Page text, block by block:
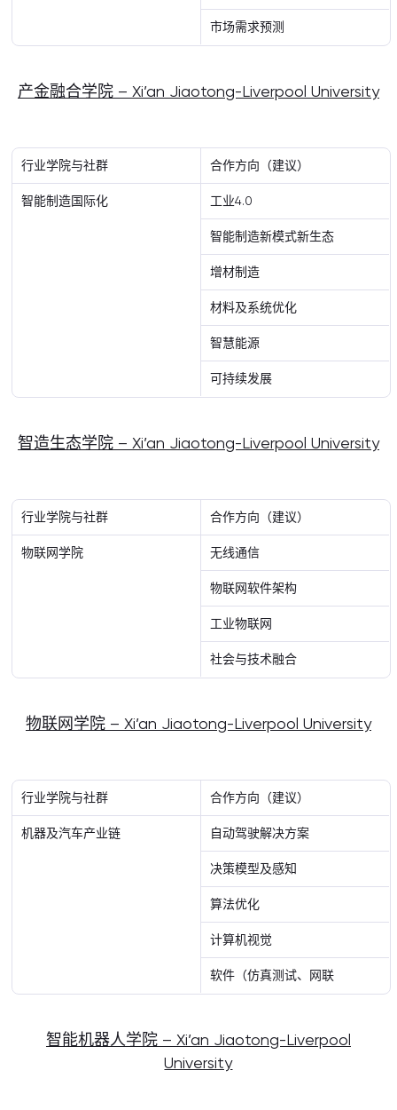
市场需求预测
产金融合学院 – Xi’an Jiaotong-Liverpool University
行业学院与社群 合作方向（建议）
智能制造国际化 工业4.0
智能制造新模式新生态
增材制造
材料及系统优化
智慧能源
可持续发展
智造生态学院 – Xi’an Jiaotong-Liverpool University
行业学院与社群 合作方向（建议）
物联网学院 无线通信
物联网软件架构
工业物联网
社会与技术融合
物联网学院 – Xi’an Jiaotong-Liverpool University
行业学院与社群 合作方向（建议）
机器及汽车产业链 自动驾驶解决方案
决策模型及感知
算法优化
计算机视觉
软件（仿真测试、网联
智能机器人学院 – Xi’an Jiaotong-Liverpool
University